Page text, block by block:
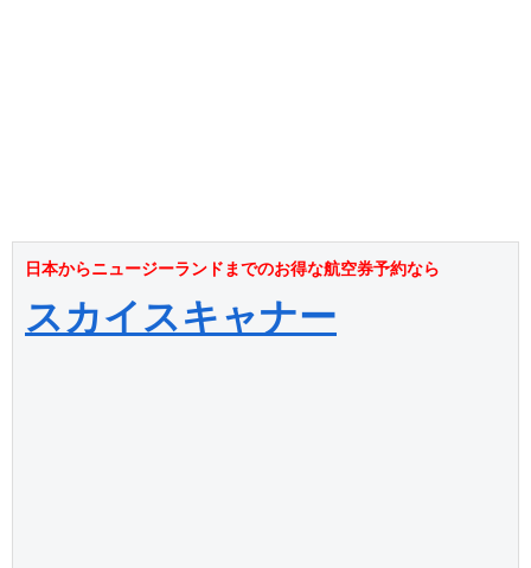
日本からニュージーランドまでのお得な航空券予約なら
スカイスキャナー